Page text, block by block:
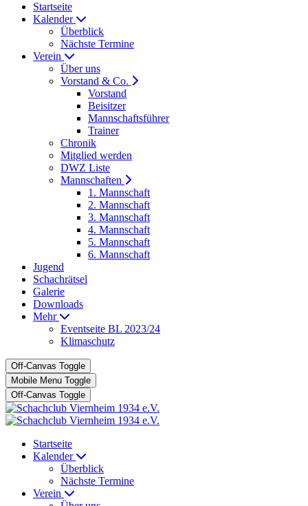
Startseite
Kalender
Überblick
Nächste Termine
Verein
Über uns
Vorstand & Co.
Vorstand
Beisitzer
Mannschaftsführer
Trainer
Chronik
Mitglied werden
DWZ Liste
Mannschaften
1. Mannschaft
2. Mannschaft
3. Mannschaft
4. Mannschaft
5. Mannschaft
6. Mannschaft
Jugend
Schachrätsel
Galerie
Downloads
Mehr
Eventseite BL 2023/24
Klimaschutz
Off-Canvas Toggle
Mobile Menu Toggle
Off-Canvas Toggle
Startseite
Kalender
Überblick
Nächste Termine
Verein